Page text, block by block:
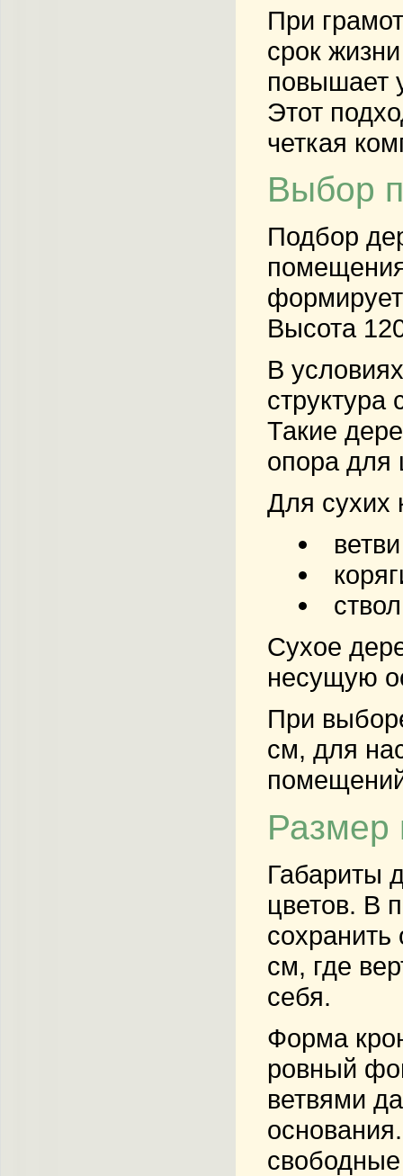
При
срок
повышает
Этот
четкая
Выбор
Подбор
Высота
В
Такие
опора для
Для сухих
Сухое
несущую
При
см, для
Размер
Габариты
цветов. В
сохранить
см, где
себя.
Форма
ровный
ветвями